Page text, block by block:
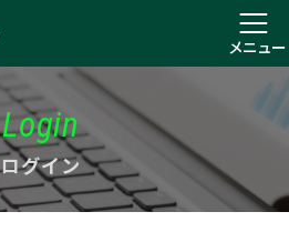
メニュー
Login
ログイン